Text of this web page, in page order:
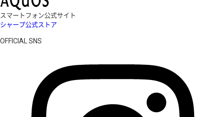
スマートフォン公式サイト
シャープ公式ストア
OFFICIAL SNS